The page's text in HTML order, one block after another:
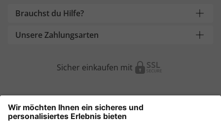
Brauchst du Hilfe?
Unsere Zahlungsarten
Sicher einkaufen mit
Weitere Onlineshops